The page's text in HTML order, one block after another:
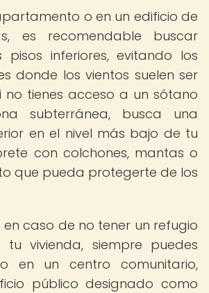
o en un edificio de
es recomendable buscar
pisos inferiores, evitando los
donde los vientos suelen ser
no tienes acceso a un sótano
subterránea, busca una
en el nivel más bajo de tu
con colchones, mantas o
que pueda protegerte de los
en caso de no tener un refugio
vivienda, siempre puedes
en un centro comunitario,
público designado como